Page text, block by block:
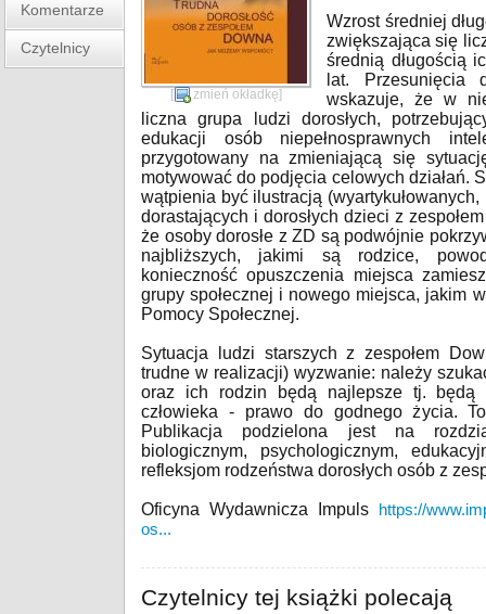
Komentarze
Czytelnicy
[ zmień okładkę]
Wzrost średniej
zwiększająca się
średnią długością
lat.
wskazuje, że w
liczna grupa ludzi dorosłych,
edukacji osób niepełnosprawnych
przygotowany na zmieniającą się
motywować do podjęcia celowych działań.
wątpienia być ilustracją
dorastających i dorosłych dzieci z
że osoby dorosłe z ZD są podwójnie
najbliższych, jakimi są rodzice,
konieczność opuszczenia miejsca
grupy społecznej i nowego miejsca, jakim
Pomocy Społecznej.
Sytuacja ludzi starszych z zespołem
trudne w realizacji) wyzwanie: należy
oraz ich rodzin będą najlepsze tj. będą
człowieka - prawo do godnego życia.
Publikacja podzielona jest na
biologicznym, psychologicznym,
refleksjom rodzeństwa dorosłych osób z
Oficyna Wydawnicza Impuls
https://
os...
Czytelnicy tej książki polecają